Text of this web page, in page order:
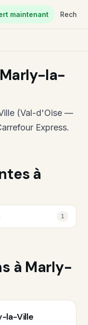
maintenant
la-
(Val-d'Oise —
Express.
à
1
à Marly-
la-Ville